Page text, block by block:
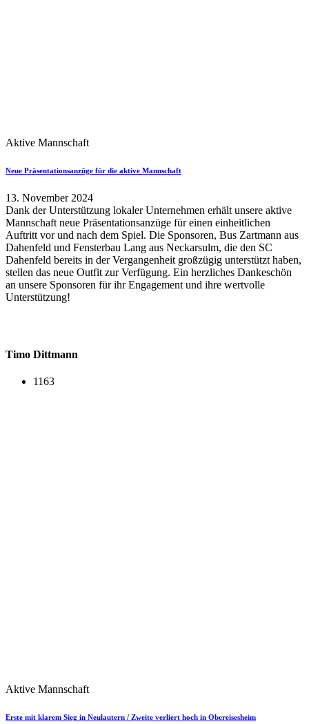
Aktive Mannschaft
Neue Präsentationsanzüge für die aktive Mannschaft
13. November 2024
Dank der Unterstützung lokaler Unternehmen erhält unsere aktive
Mannschaft neue Präsentationsanzüge für einen einheitlichen
Auftritt vor und nach dem Spiel. Die Sponsoren, Bus Zartmann aus
Dahenfeld und Fensterbau Lang aus Neckarsulm, die den SC
Dahenfeld bereits in der Vergangenheit großzügig unterstützt haben,
stellen das neue Outfit zur Verfügung. Ein herzliches Dankeschön
an unsere Sponsoren für ihr Engagement und ihre wertvolle
Unterstützung!
Timo Dittmann
1163
Aktive Mannschaft
Erste mit klarem Sieg in Neulautern / Zweite verliert hoch in Obereisesheim